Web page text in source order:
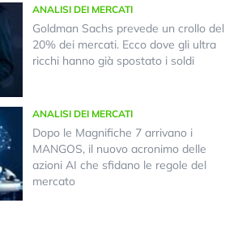
ANALISI DEI MERCATI
Goldman Sachs prevede un crollo del
20% dei mercati. Ecco dove gli ultra
ricchi hanno già spostato i soldi
ANALISI DEI MERCATI
Dopo le Magnifiche 7 arrivano i
MANGOS, il nuovo acronimo delle
azioni AI che sfidano le regole del
mercato